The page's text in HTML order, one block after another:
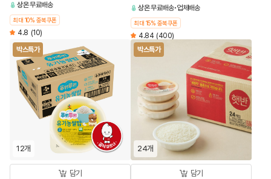
상온무료배송
최대 10% 중복쿠폰
4.8 (10)
상온무료배송 업체배송
최대 15% 중복쿠폰
4.84 (400)
박스특가
12개
담기
박스특가
24개
담기